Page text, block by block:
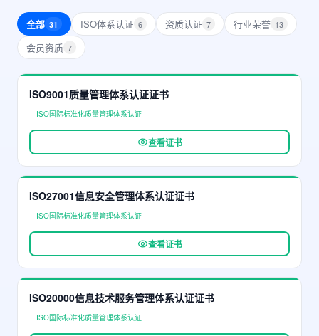
全部 31 ISO体系认证 6 资质认证 7 行业荣誉 13
会员资质 7
ISO9001质量管理体系认证证书
ISO国际标准化质量管理体系认证
查看证书
ISO27001信息安全管理体系认证证书
ISO国际标准化质量管理体系认证
查看证书
ISO20000信息技术服务管理体系认证证书
ISO国际标准化质量管理体系认证